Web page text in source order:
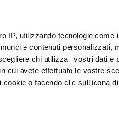
IP, utilizzando tecnologie come
e contenuti personalizzati,
chi utilizza i vostri dati e
cui avete effettuato le vostre
o facendo clic sull'icona
Vacumeren en
verpakken